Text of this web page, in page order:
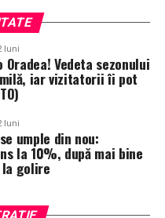
luni
Oradea! Vedeta sezonului
iar vizitatorii îi pot
luni
umple din nou:
la 10%, după mai bine
la golire